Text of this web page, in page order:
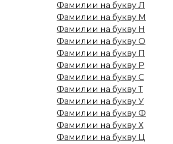
Фамилии на букву Л
Фамилии на букву М
Фамилии на букву Н
Фамилии на букву О
Фамилии на букву П
Фамилии на букву Р
Фамилии на букву С
Фамилии на букву Т
Фамилии на букву У
Фамилии на букву Ф
Фамилии на букву Х
Фамилии на букву Ц